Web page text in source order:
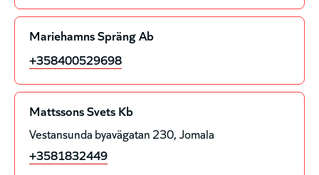
Mariehamns Spräng Ab
+358400529698
Mattssons Svets Kb
Vestansunda byavägatan 230 Jomala
+3581832449